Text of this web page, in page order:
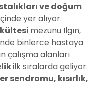
ve doğum
yer alıyor.
mezunu Ilgın,
binlerce hastaya
çalışma alanları
ilk sıralarda geliyor.
sendromu, kısırlık,